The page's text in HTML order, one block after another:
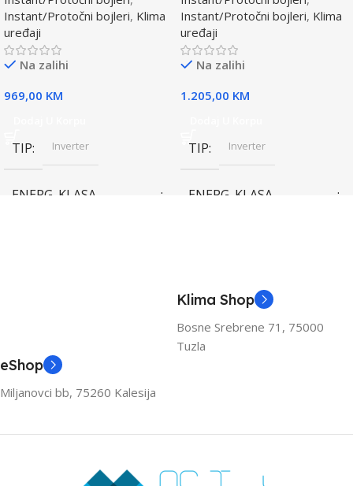
Instant/Protočni bojleri, Klima
uređaji
Na zalihi
969,00 KM
TIP Inverter
ENERG. KLASA
ZA PROSTOR DO (M2)
40
Instant/Protočni bojleri, Klima
uređaji
Na zalihi
1.205,00 KM
TIP Inverter
ENERG. KLASA
KAPACITET HLAĐENJA
3.6
40
Klima Shop
Bosne Srebrene 71, 75000
Tuzla
eShop
Miljanovci bb, 75260 Kalesija